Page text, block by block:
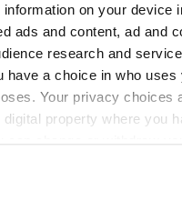
on your device
ads and content, ad and
research and
have a choice in who uses
Your privacy choices
property where you
icon.
schreiben